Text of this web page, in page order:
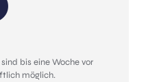
bis eine Woche vor
möglich.